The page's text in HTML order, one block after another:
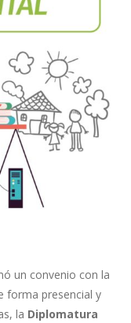
un convenio con la
forma presencial y
la Diplomatura